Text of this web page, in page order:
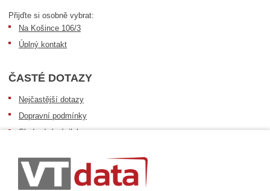
Přijďte si osobně vybrat:
Na Košince 106/3
Úplný kontakt
ČASTÉ DOTAZY
Nejčastější dotazy
Dopravní podmínky
Sledování zásilek
Informace k dostupnosti zboží
Obecné informace